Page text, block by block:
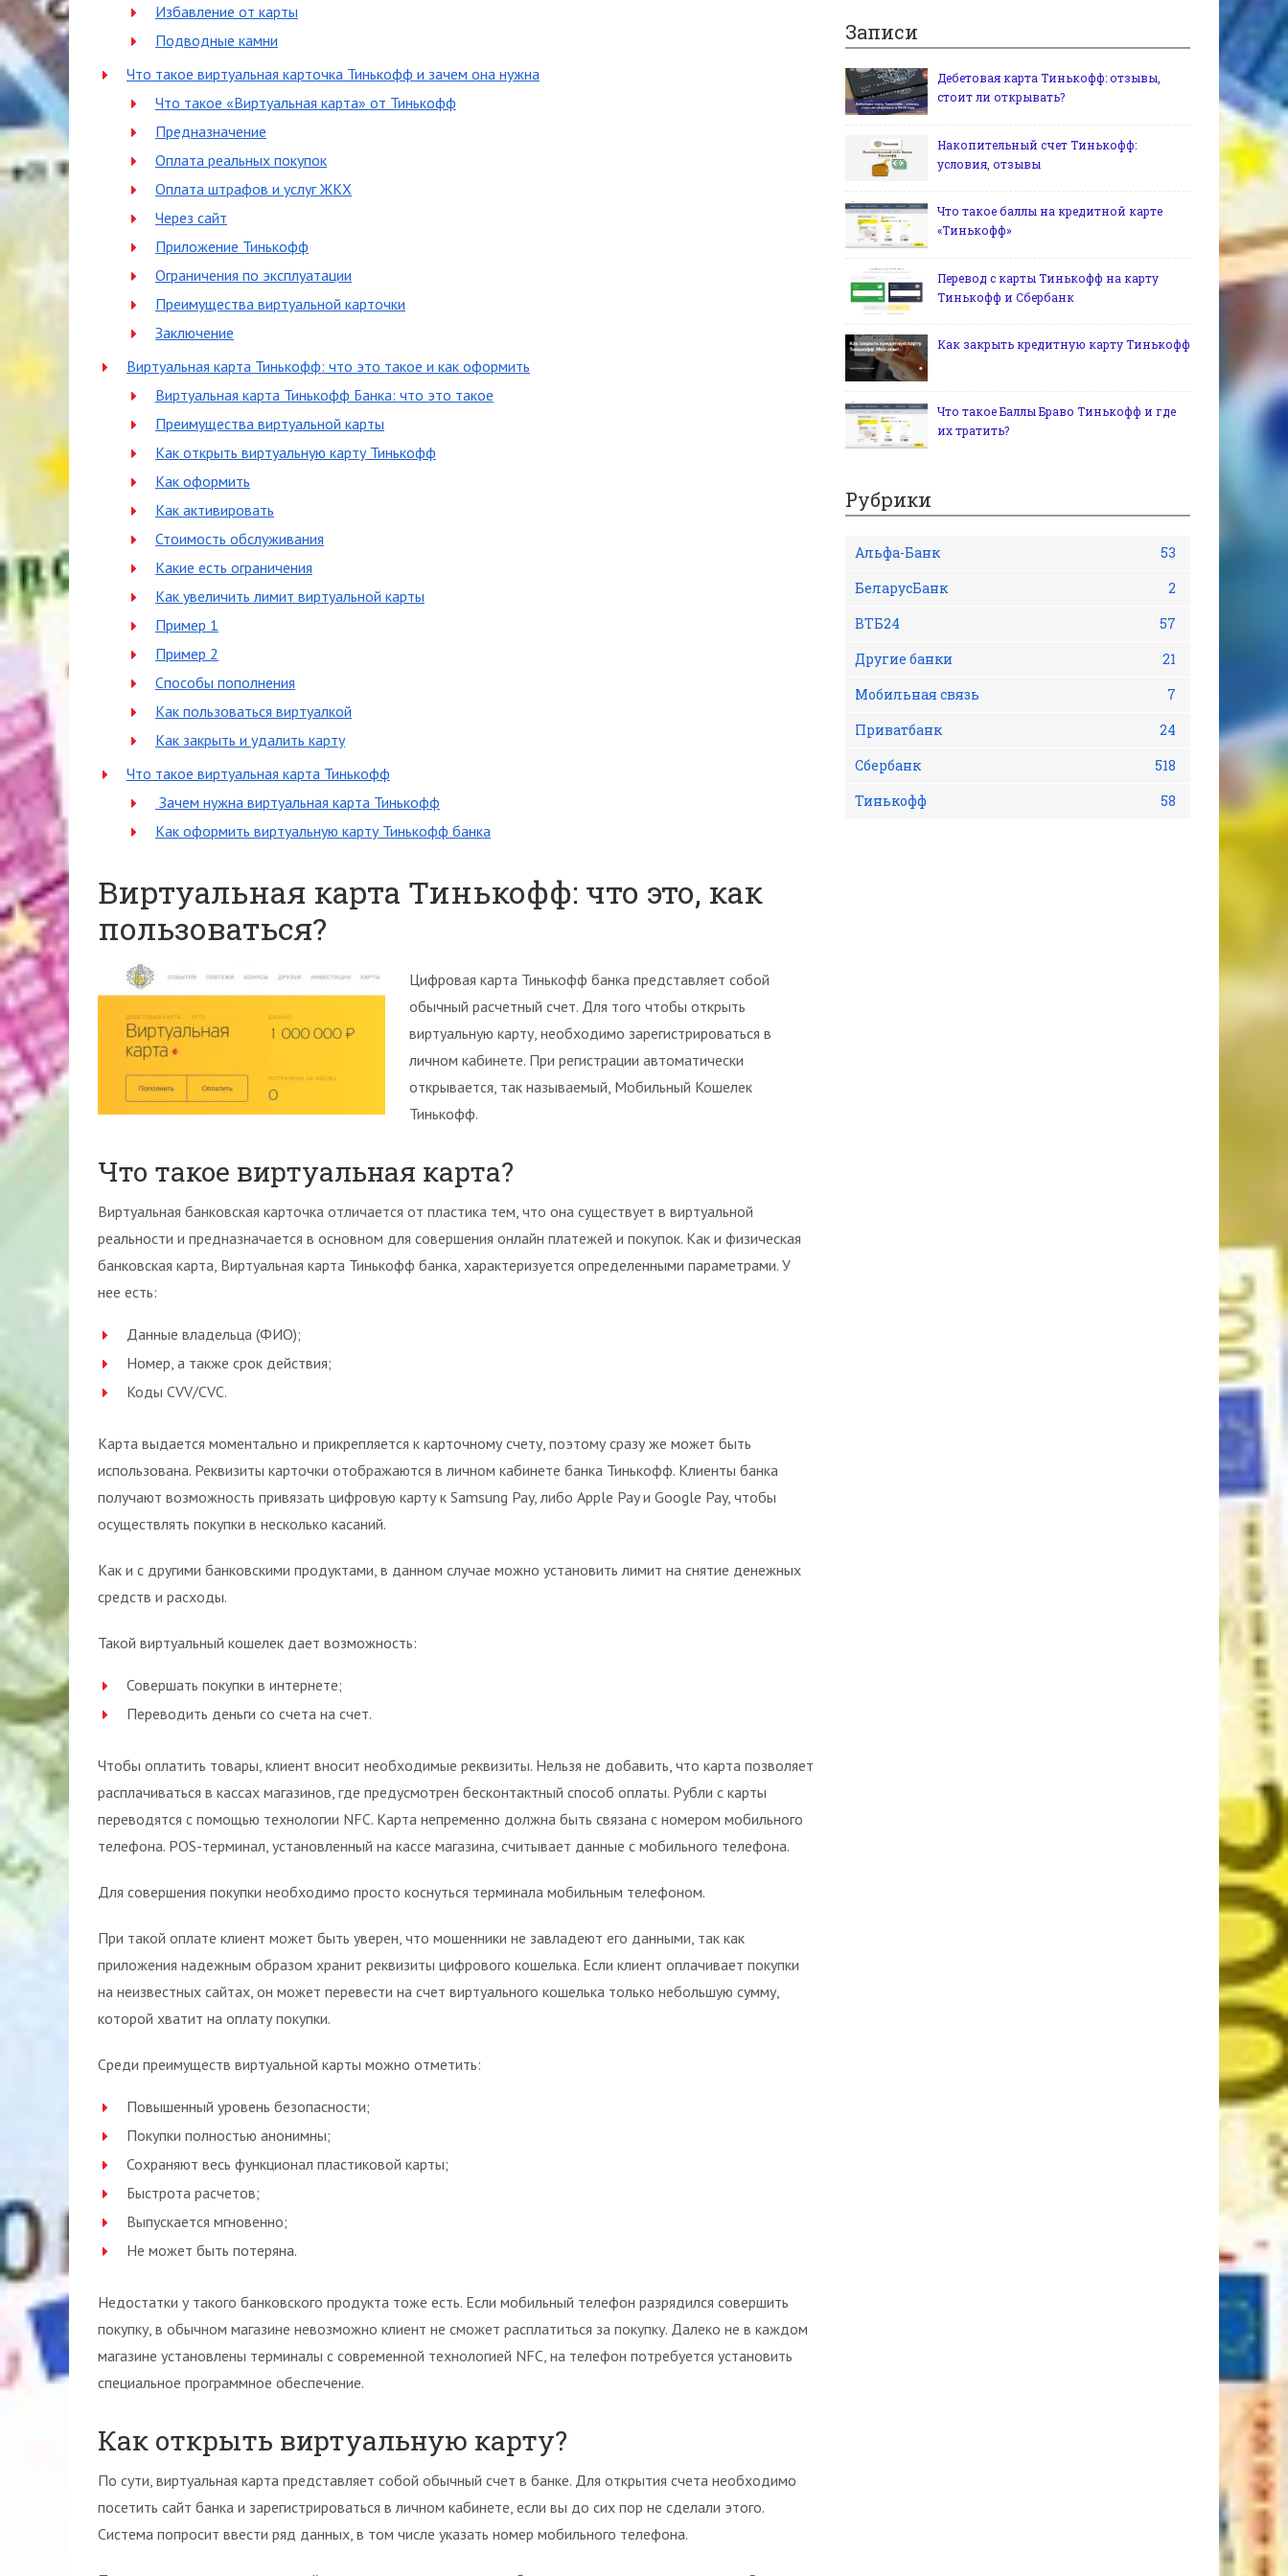
Избавление от карты
Подводные камни
Что такое виртуальная карточка Тинькофф и зачем она нужна
Что такое «Виртуальная карта» от Тинькофф
Предназначение
Оплата реальных покупок
Оплата штрафов и услуг ЖКХ
Через сайт
Приложение Тинькофф
Ограничения по эксплуатации
Преимущества виртуальной карточки
Заключение
Виртуальная карта Тинькофф: что это такое и как оформить
Виртуальная карта Тинькофф Банка: что это такое
Преимущества виртуальной карты
Как открыть виртуальную карту Тинькофф
Как оформить
Как активировать
Стоимость обслуживания
Какие есть ограничения
Как увеличить лимит виртуальной карты
Пример 1
Пример 2
Способы пополнения
Как пользоваться виртуалкой
Как закрыть и удалить карту
Что такое виртуальная карта Тинькофф
Зачем нужна виртуальная карта Тинькофф
Как оформить виртуальную карту Тинькофф банка
Виртуальная карта Тинькофф: что это, как
пользоваться?
Цифровая карта Тинькофф банка представляет собой
обычный расчетный счет. Для того чтобы открыть
виртуальную карту, необходимо зарегистрироваться в
личном кабинете. При регистрации автоматически
открывается, так называемый, Мобильный Кошелек
Тинькофф.
Что такое виртуальная карта?
Виртуальная банковская карточка отличается от пластика тем, что она существует в виртуальной
реальности и предназначается в основном для совершения онлайн платежей и покупок. Как и физическая
банковская карта, Виртуальная карта Тинькофф банка, характеризуется определенными параметрами. У
нее есть:
Данные владельца (ФИО);
Номер, а также срок действия;
Коды CVV/CVC.
Карта выдается моментально и прикрепляется к карточному счету, поэтому сразу же может быть
использована. Реквизиты карточки отображаются в личном кабинете банка Тинькофф. Клиенты банка
получают возможность привязать цифровую карту к Samsung Pay, либо Apple Pay и Google Pay, чтобы
осуществлять покупки в несколько касаний.
Как и с другими банковскими продуктами, в данном случае можно установить лимит на снятие денежных
средств и расходы.
Такой виртуальный кошелек дает возможность:
Совершать покупки в интернете;
Переводить деньги со счета на счет.
Чтобы оплатить товары, клиент вносит необходимые реквизиты. Нельзя не добавить, что карта позволяет
расплачиваться в кассах магазинов, где предусмотрен бесконтактный способ оплаты. Рубли с карты
переводятся с помощью технологии NFC. Карта непременно должна быть связана с номером мобильного
телефона. POS-терминал, установленный на кассе магазина, считывает данные с мобильного телефона.
Для совершения покупки необходимо просто коснуться терминала мобильным телефоном.
При такой оплате клиент может быть уверен, что мошенники не завладеют его данными, так как
приложения надежным образом хранит реквизиты цифрового кошелька. Если клиент оплачивает покупки
на неизвестных сайтах, он может перевести на счет виртуального кошелька только небольшую сумму,
которой хватит на оплату покупки.
Среди преимуществ виртуальной карты можно отметить:
Повышенный уровень безопасности;
Покупки полностью анонимны;
Сохраняют весь функционал пластиковой карты;
Быстрота расчетов;
Выпускается мгновенно;
Не может быть потеряна.
Недостатки у такого банковского продукта тоже есть. Если мобильный телефон разрядился совершить
покупку, в обычном магазине невозможно клиент не сможет расплатиться за покупку. Далеко не в каждом
магазине установлены терминалы с современной технологией NFC, на телефон потребуется установить
специальное программное обеспечение.
Как открыть виртуальную карту?
По сути, виртуальная карта представляет собой обычный счет в банке. Для открытия счета необходимо
посетить сайт банка и зарегистрироваться в личном кабинете, если вы до сих пор не сделали этого.
Система попросит ввести ряд данных, в том числе указать номер мобильного телефона.
Записи
Дебетовая карта Тинькофф: отзывы,
стоит ли открывать?
Накопительный счет Тинькофф:
условия, отзывы
Что такое баллы на кредитной карте
«Тинькофф»
Перевод с карты Тинькофф на карту
Тинькофф и Сбербанк
Как закрыть кредитную карту Тинькофф
Что такое Баллы Браво Тинькофф и где
их тратить?
Рубрики
Альфа-Банк
53
БеларусБанк
2
ВТБ24
57
Другие банки
21
Мобильная связь
7
Приватбанк
24
Сбербанк
518
Тинькофф
58